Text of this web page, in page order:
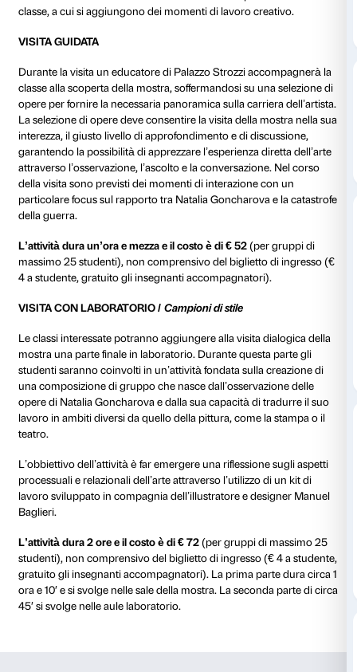
In occasione della mostraNatalia Goncharova. Una
avanguardie tra Gauguin, Matisse e Picasso
Palazzo Strozzi propone due tipologie di attività per
scuola secondaria di primo grado.
Le due attività vogliono stimolare una riflessione
Natalia Goncharova, alla sua poliedricità artistica, al
con le sperimentazioni dell’arte di inizio Novecento,
di artista donna nella società patriarcale russa.
proposte alternano momenti di racconto della vita e
Natalia Goncharova a momenti di discussione
classe, a cui si aggiungono dei momenti di lavoro
VISITA GUIDATA
Durante la visita un educatore di Palazzo Strozzi
classe alla scoperta della mostra, soffermandosi su
opere per fornire la necessaria panoramica sulla
La selezione di opere deve consentire la visita della
interezza, il giusto livello di approfondimento e di
attraverso l’osservazione, l’ascolto e la
della visita sono previsti dei momenti di interazione
particolare focus sul rapporto tra Natalia
della guerra.
L’attività dura un’ora e mezza e il costo è di € 52
massimo 25 studenti), non comprensivo del